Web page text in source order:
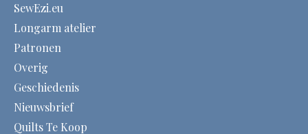
SewEzi.eu
Longarm atelier
Patronen
Overig
Geschiedenis
Nieuwsbrief
Quilts Te Koop